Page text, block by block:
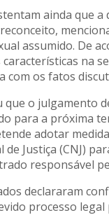
ainda que a
assumido. De
na
com os fatos
o julgamento
para a próxima
adotar
Justiça (CNJ)
responsável
declararam
processo legal